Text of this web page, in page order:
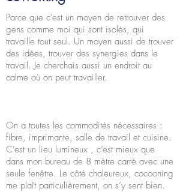
Parce que c’est un moyen de retrouver des
gens comme moi qui sont isolés, qui
travaille tout seul. Un moyen aussi de trouver
des idées, trouver des synergies dans le
travail. Je cherchais aussi un endroit au
calme où on peut travailler.
On a toutes les commodités nécessaires :
fibre, imprimante, salle de travail et cuisine.
C’est un lieu lumineux , c’est mieux que
dans mon bureau de 8 mètre carré avec une
seule fenêtre. Le côté chaleureux, cocooning
me plaît particulièrement, on s’y sent bien.